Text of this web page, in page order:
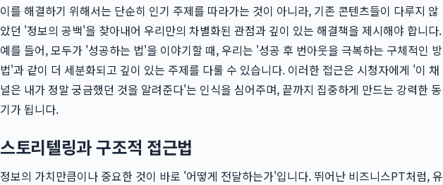
이를 해결하기 위해서는 단순히 인기 주제를 따라가는 것이 아니라, 기존 콘텐츠들이 다루지 않
았던 '정보의 공백'을 찾아내어 우리만의 차별화된 관점과 깊이 있는 해결책을 제시해야 합니다.
예를 들어, 모두가 '성공하는 법'을 이야기할 때, 우리는 '성공 후 번아웃을 극복하는 구체적인 방
법'과 같이 더 세분화되고 깊이 있는 주제를 다룰 수 있습니다. 이러한 접근은 시청자에게 '이 채
널은 내가 정말 궁금했던 것을 알려준다'는 인식을 심어주며, 끝까지 집중하게 만드는 강력한 동
기가 됩니다.
스토리텔링과 구조적 접근법
정보의 가치만큼이나 중요한 것이 바로 '어떻게 전달하는가'입니다. 뛰어난 비즈니스PT처럼, 유